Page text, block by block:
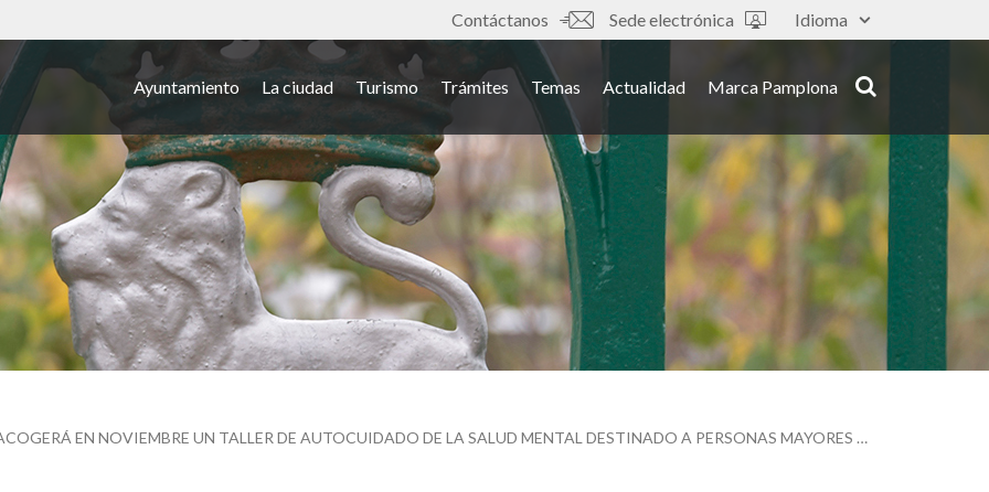
Idioma
Tools
Contáctanos Sede electrónica
Ayuntamiento La ciudad Turismo Trámites Temas Actualidad Marca Pamplona
EL CASCO ANTIGUO ACOGERÁ EN NOVIEMBRE UN TALLER DE AUTOCUIDADO DE LA SALUD MENTAL DESTINADO A PERSONAS MAYORES DE 65 AÑOS